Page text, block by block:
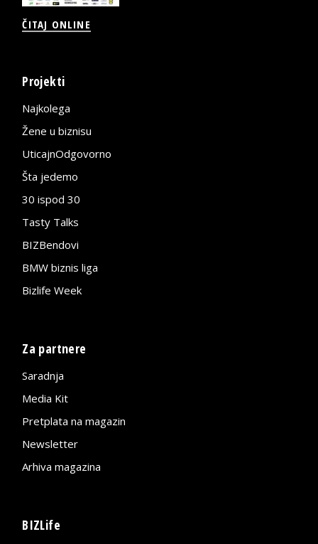
ČITAJ ONLINE
Projekti
Najkolega
Žene u biznisu
UticajnOdgovorno
Šta jedemo
30 ispod 30
Tasty Talks
BIZBendovi
BMW biznis liga
Bizlife Week
Za partnere
Saradnja
Media Kit
Pretplata na magazin
Newsletter
Arhiva magazina
BIZLife